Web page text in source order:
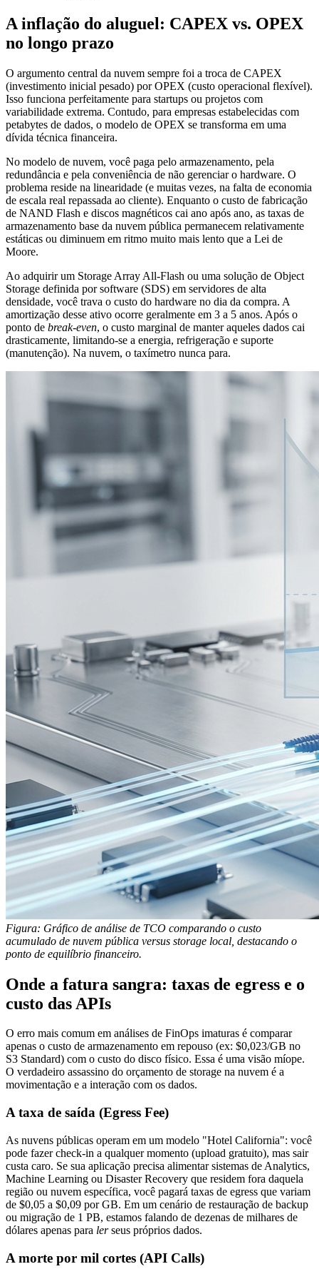
A inflação do aluguel: CAPEX vs. OPEX
no longo prazo
O argumento central da nuvem sempre foi a troca de CAPEX
(investimento inicial pesado) por OPEX (custo operacional flexível).
Isso funciona perfeitamente para startups ou projetos com
variabilidade extrema. Contudo, para empresas estabelecidas com
petabytes de dados, o modelo de OPEX se transforma em uma
dívida técnica financeira.
No modelo de nuvem, você paga pelo armazenamento, pela
redundância e pela conveniência de não gerenciar o hardware. O
problema reside na linearidade (e muitas vezes, na falta de economia
de escala real repassada ao cliente). Enquanto o custo de fabricação
de NAND Flash e discos magnéticos cai ano após ano, as taxas de
armazenamento base da nuvem pública permanecem relativamente
estáticas ou diminuem em ritmo muito mais lento que a Lei de
Moore.
Ao adquirir um Storage Array All-Flash ou uma solução de Object
Storage definida por software (SDS) em servidores de alta
densidade, você trava o custo do hardware no dia da compra. A
amortização desse ativo ocorre geralmente em 3 a 5 anos. Após o
ponto de break-even, o custo marginal de manter aqueles dados cai
drasticamente, limitando-se a energia, refrigeração e suporte
(manutenção). Na nuvem, o taxímetro nunca para.
Figura: Gráfico de análise de TCO comparando o custo
acumulado de nuvem pública versus storage local, destacando o
ponto de equilíbrio financeiro.
Onde a fatura sangra: taxas de egress e o
custo das APIs
O erro mais comum em análises de FinOps imaturas é comparar
apenas o custo de armazenamento em repouso (ex: $0,023/GB no
S3 Standard) com o custo do disco físico. Essa é uma visão míope.
O verdadeiro assassino do orçamento de storage na nuvem é a
movimentação e a interação com os dados.
A taxa de saída (Egress Fee)
As nuvens públicas operam em um modelo "Hotel California": você
pode fazer check-in a qualquer momento (upload gratuito), mas sair
custa caro. Se sua aplicação precisa alimentar sistemas de Analytics,
Machine Learning ou Disaster Recovery que residem fora daquela
região ou nuvem específica, você pagará taxas de egress que variam
de $0,05 a $0,09 por GB. Em um cenário de restauração de backup
ou migração de 1 PB, estamos falando de dezenas de milhares de
dólares apenas para lerseus próprios dados.
A morte por mil cortes (API Calls)